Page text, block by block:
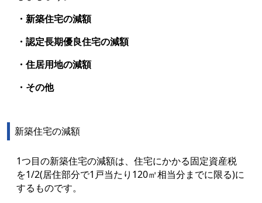
・新築住宅の減額
・認定長期優良住宅の減額
・住居用地の減額
・その他
新築住宅の減額
1つ目の新築住宅の減額は、住宅にかかる固定資産税
を1/2(居住部分で1戸当たり120㎡相当分までに限る)に
するものです。